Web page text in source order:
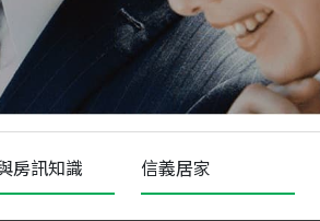
新竹市新竹市慈祥路
房訊知識 信義居家